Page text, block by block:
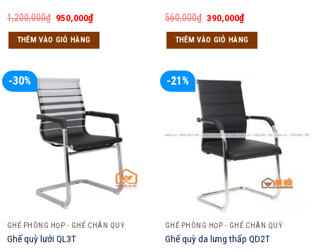
1,200,000₫ Giá
là:
1,200,000₫.
950,000₫Giá
hiện
tại
THÊM VÀO GIỎ HÀNG
560,000₫ Giá
là:
560,000₫.
390,000₫Giá
hiện
tại
là:
THÊM VÀO GIỎ HÀNG
-30%
GHẾ PHÒNG HỌP - GHẾ CHÂN QUỲ
Ghế quỳ lưới QL3T
-21%
GHẾ PHÒNG HỌP - GHẾ CHÂN QUỲ
Ghế quỳ da lưng thấp QD2T